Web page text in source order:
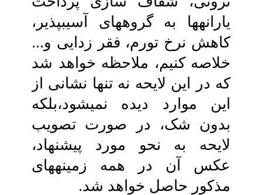
یارانه‏ها به‏ گروه‏های آسیب‏پذیر،
کاهش نرخ تورم، فقر زدایی و...
خلاصه کنیم، ملاحظه خواهد شد
که در این لایحه نه تنها نشانی از
این‏ موارد دیده نمی‏شود،بلکه
بدون شک، در صورت تصویب
لایحه به نحو مورد پیشنهاد،
عکس آن در همه زمینه‏های
مذکور حاصل‏ خواهد شد.